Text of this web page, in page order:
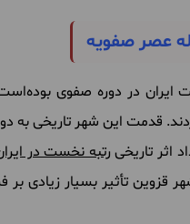
قدمت این شهر تاریخی به
اثر تاریخی رتبه نخست در
تأثیر بسیار زیادی بر